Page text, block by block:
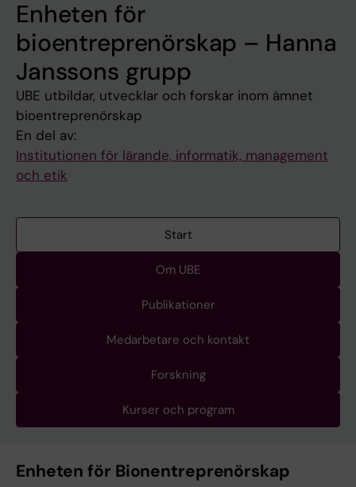
Enheten för
bioentreprenörskap – Hanna
Janssons grupp
UBE utbildar, utvecklar och forskar inom ämnet
bioentreprenörskap
En del av:
Institutionen för lärande, informatik, management
och etik
Start
Om UBE
Publikationer
Medarbetare och kontakt
Forskning
Kurser och program
Enheten för Bionentreprenörskap